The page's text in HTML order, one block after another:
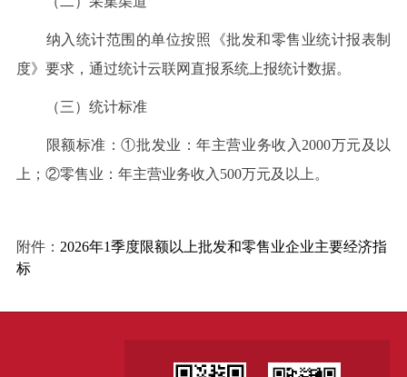
纳入统计范围的单位按照《批发和零售业统计报表制
度》要求，通过统计云联网直报系统上报统计数据。
（三）统计标准
限额标准：①批发业：年主营业务收入2000万元及以
上；②零售业：年主营业务收入500万元及以上。
附件： 2026年1季度限额以上批发和零售业企业主要经济指
标